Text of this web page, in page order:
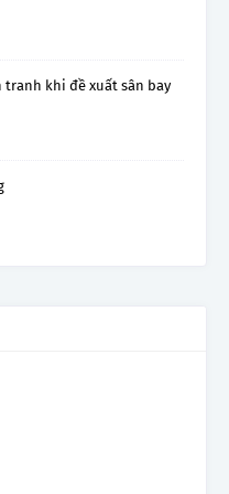
tranh khi đề xuất sân bay